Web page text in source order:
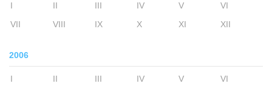
I II III IV V
VI
VII
VIII IX X XI XII
2006
I II III IV V
VI